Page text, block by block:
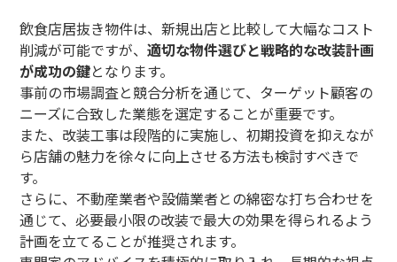
飲食店居抜き物件は、新規出店と比較して大幅なコスト
削減が可能ですが、適切な物件選びと戦略的な改装計画
が成功の鍵となります。
事前の市場調査と競合分析を通じて、ターゲット顧客の
ニーズに合致した業態を選定することが重要です。
また、改装工事は段階的に実施し、初期投資を抑えなが
ら店舗の魅力を徐々に向上させる方法も検討すべきで
す。
さらに、不動産業者や設備業者との綿密な打ち合わせを
通じて、必要最小限の改装で最大の効果を得られるよう
計画を立てることが推奨されます。